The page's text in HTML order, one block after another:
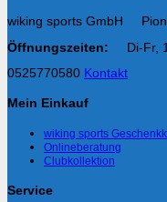
wiking sports GmbH
Öffnungszeiten: Di-Fr,
0525770580 Kontakt
Mein Einkauf
wiking sports
Onlineberatung
Clubkollektion
Service